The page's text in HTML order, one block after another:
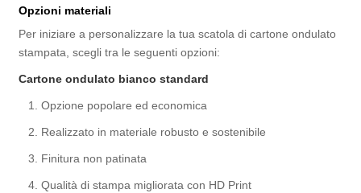
Opzioni materiali
Per iniziare a personalizzare la tua scatola di cartone ondulato
stampata, scegli tra le seguenti opzioni:
Cartone ondulato bianco standard
1. Opzione popolare ed economica
2. Realizzato in materiale robusto e sostenibile
3. Finitura non patinata
4. Qualità di stampa migliorata con HD Print